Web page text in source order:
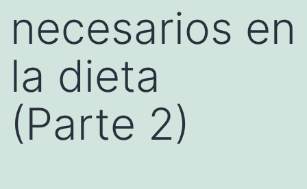
necesarios en
la dieta
(Parte 2)